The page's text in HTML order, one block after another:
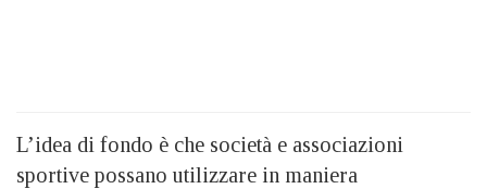
L’idea di fondo è che società e associazioni
sportive possano utilizzare in maniera